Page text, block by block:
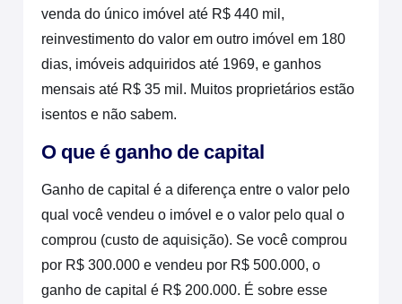
venda do único imóvel até R$ 440 mil,
reinvestimento do valor em outro imóvel em 180
dias, imóveis adquiridos até 1969, e ganhos
mensais até R$ 35 mil. Muitos proprietários estão
isentos e não sabem.
O que é ganho de capital
Ganho de capital é a diferença entre o valor pelo
qual você vendeu o imóvel e o valor pelo qual o
comprou (custo de aquisição). Se você comprou
por R$ 300.000 e vendeu por R$ 500.000, o
ganho de capital é R$ 200.000. É sobre esse